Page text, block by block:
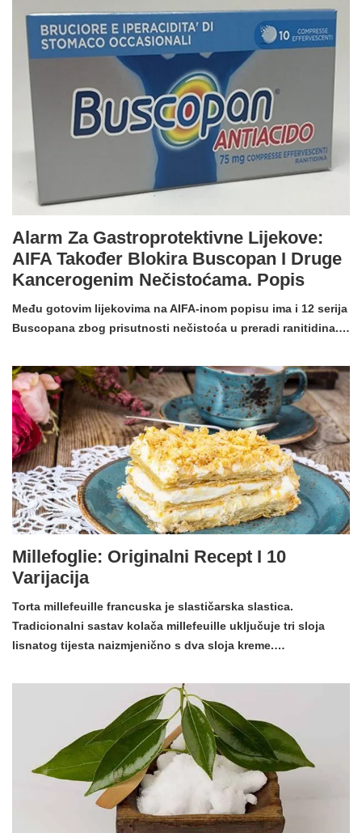
Alarm Za Gastroprotektivne Lijekove:
AIFA Također Blokira Buscopan I Druge
Kancerogenim Nečistoćama. Popis
Među gotovim lijekovima na AIFA-inom popisu ima i 12 serija
Buscopana zbog prisutnosti nečistoća u preradi ranitidina.…
Millefoglie: Originalni Recept I 10
Varijacija
Torta millefeuille francuska je slastičarska slastica.
Tradicionalni sastav kolača millefeuille uključuje tri sloja
lisnatog tijesta naizmjenično s dva sloja kreme.…